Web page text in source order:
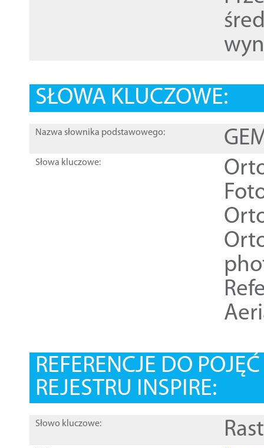
SŁOWA KLUCZOWE:
Nazwa słownika podstawowego:
Słowa kluczowe:
REFERENCJE DO
REJESTRU INSPIRE:
Słowo kluczowe: